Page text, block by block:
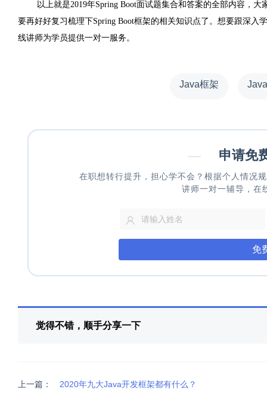
以上就是2019年Spring Boot面试题集合和答案的全部内容，
要再好好复习梳理下Spring Boot框架的相关知识点了。想要跟深入
线讲师为学员提供一对一服务。
Java框架
— 申请免
在职想转行提升，担心学不会？根据个人情况
讲师一对一辅导，在
免
觉得不错，顺手分享一下
上一篇： 2020年九大Java开发框架都有什么？